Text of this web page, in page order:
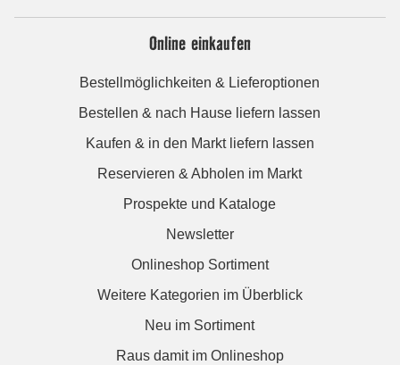
Online einkaufen
Bestellmöglichkeiten & Lieferoptionen
Bestellen & nach Hause liefern lassen
Kaufen & in den Markt liefern lassen
Reservieren & Abholen im Markt
Prospekte und Kataloge
Newsletter
Onlineshop Sortiment
Weitere Kategorien im Überblick
Neu im Sortiment
Raus damit im Onlineshop